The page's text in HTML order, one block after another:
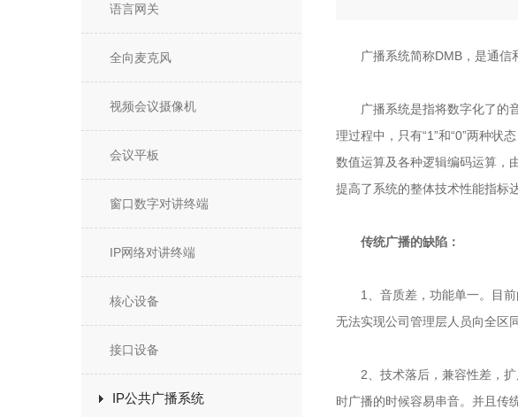
语言网关
全向麦克风
视频会议摄像机
会议平板
窗口数字对讲终端
IP网络对讲终端
核心设备
接口设备
IP公共广播系统
广播系统简称DMB，是通信和
广播系统是指将数字化了的音
理过程中，只有“1”和“0”两种状
数值运算及各种逻辑编码运算，
提高了系统的整体技术性能指标
传统广播的缺陷：
1、音质差，功能单一。目前
无法实现公司管理层人员向全区
2、技术落后，兼容性差，扩
时广播的时候容易串音。并且传